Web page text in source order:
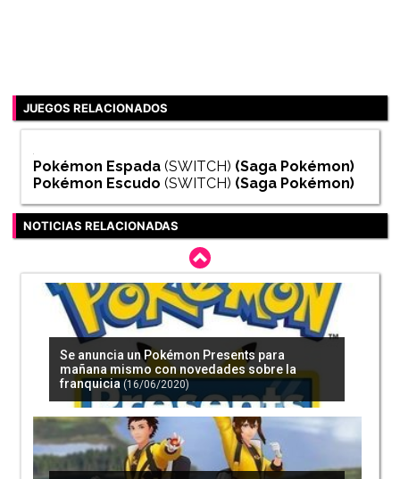
JUEGOS RELACIONADOS
Pokémon Espada (SWITCH) (Saga Pokémon)
Pokémon Escudo (SWITCH) (Saga Pokémon)
NOTICIAS RELACIONADAS
Se anuncia un Pokémon Presents para
mañana mismo con novedades sobre la
franquicia (16/06/2020)